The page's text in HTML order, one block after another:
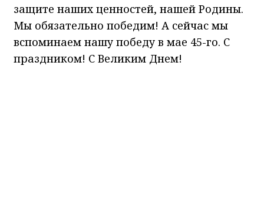
защите наших ценностей, нашей Родины.
Мы обязательно победим! А сейчас мы
вспоминаем нашу победу в мае 45-го. С
праздником! С Великим Днем!